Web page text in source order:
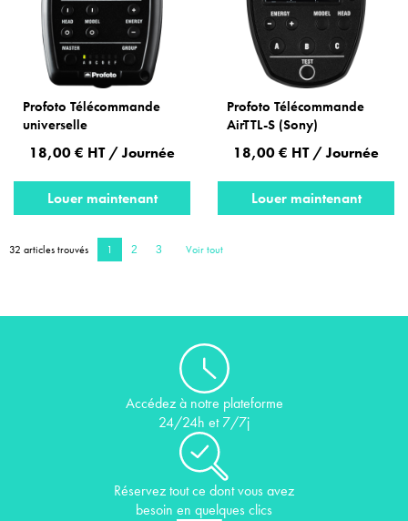
Profoto Télécommande
universelle
18,00 € HT / Journée
Louer maintenant
Profoto Télécommande
AirTTL-S (Sony)
18,00 € HT / Journée
Louer maintenant
32 articles trouvés 1 2 3 Voir tout
Accédez à notre plateforme
24/24h et 7/7j
Réservez tout ce dont vous avez
besoin en quelques clics